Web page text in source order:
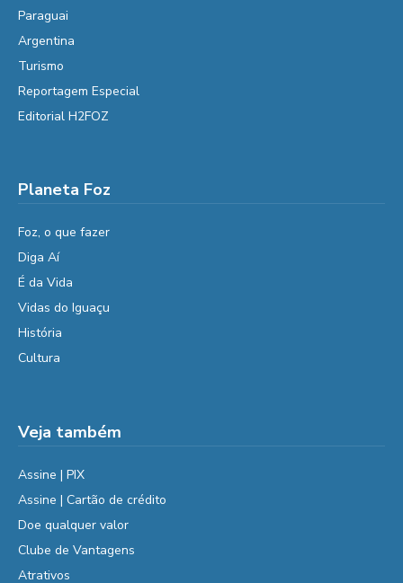
Paraguai
Argentina
Turismo
Reportagem Especial
Editorial H2FOZ
Planeta Foz
Foz, o que fazer
Diga Aí
É da Vida
Vidas do Iguaçu
História
Cultura
Veja também
Assine | PIX
Assine | Cartão de crédito
Doe qualquer valor
Clube de Vantagens
Atrativos